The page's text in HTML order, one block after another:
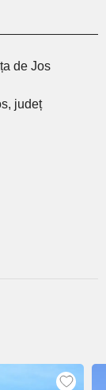
de Jos
județ